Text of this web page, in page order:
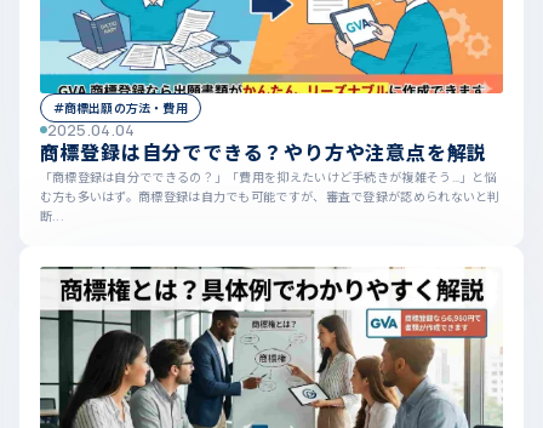
#商標出願の方法・費用
2025.04.04
商標登録は自分でできる？やり方や注意点を解説
「商標登録は自分でできるの？」「費用を抑えたいけど手続きが複雑そう…」と悩
む方も多いはず。商標登録は自力でも可能ですが、審査で登録が認められないと判
断...